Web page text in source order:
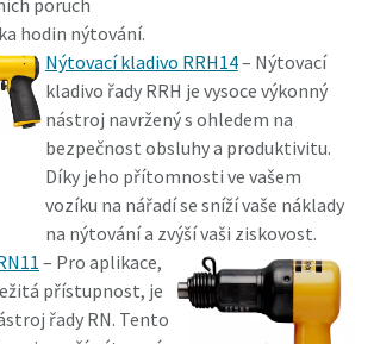
poruch
hodin nýtování.
Nýtovací kladivo RRH14– Nýtovací
kladivo řady RRH je vysoce výkonný
nástroj navržený s ohledem na
bezpečnost obsluhy a produktivitu.
Díky jeho přítomnosti ve vašem
vozíku na nářadí se sníží vaše náklady
na nýtování a zvýší vaši ziskovost.
– Pro aplikace,
přístupnost, je
řady RN. Tento